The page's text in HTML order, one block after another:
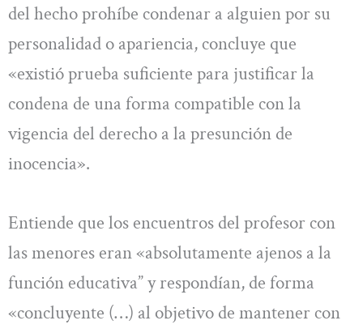
del hecho prohíbe condenar a alguien por su
personalidad o apariencia, concluye que
«existió prueba suficiente para justificar la
condena de una forma compatible con la
vigencia del derecho a la presunción de
inocencia».
Entiende que los encuentros del profesor con
las menores eran «absolutamente ajenos a la
función educativa” y respondían, de forma
«concluyente (…) al objetivo de mantener con